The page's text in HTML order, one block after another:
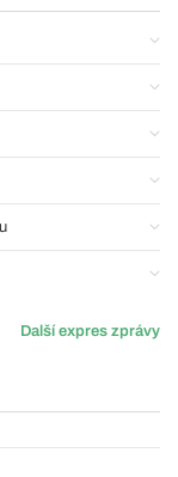
Další expres zprávy